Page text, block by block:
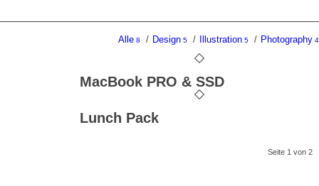
Alle 8 / Design 5 / Illustration 5 / Photography 4
MacBook PRO & SSD
Lunch Pack
Seite 1 von 2